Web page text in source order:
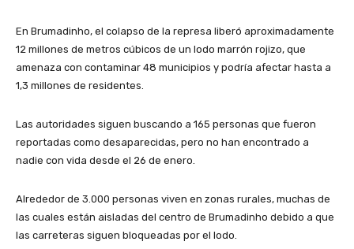
En Brumadinho, el colapso de la represa liberó aproximadamente
12 millones de metros cúbicos de un lodo marrón rojizo, que
amenaza con contaminar 48 municipios y podría afectar hasta a
1,3 millones de residentes.
Las autoridades siguen buscando a 165 personas que fueron
reportadas como desaparecidas, pero no han encontrado a
nadie con vida desde el 26 de enero.
Alrededor de 3.000 personas viven en zonas rurales, muchas de
las cuales están aisladas del centro de Brumadinho debido a que
las carreteras siguen bloqueadas por el lodo.